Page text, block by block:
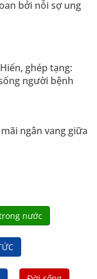
bởi nỗi sợ ung
ghép tạng:
người bệnh
ngân vang giữa
nước